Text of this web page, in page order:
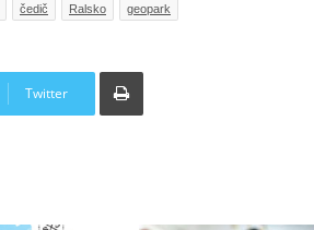
čedič Ralsko geopark
Twitter
Tisknout